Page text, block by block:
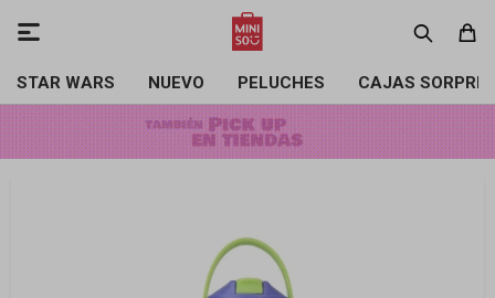
STAR WARS NUEVO PELUCHES CAJAS
